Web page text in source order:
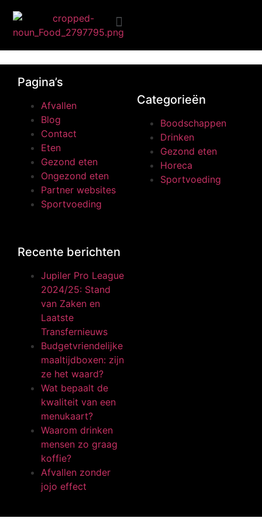
045erotu.png
Pagina’s
Afvallen
Blog
Contact
Eten
Gezond eten
Ongezond eten
Partner websites
Sportvoeding
Categorieën
Boodschappen
Drinken
Gezond eten
Horeca
Sportvoeding
Recente berichten
Jupiler Pro League
2024/25: Stand
van Zaken en
Laatste
Transfernieuws
Budgetvriendelijke
maaltijdboxen: zijn
ze het waard?
Wat bepaalt de
kwaliteit van een
menukaart?
Waarom drinken
mensen zo graag
koffie?
Afvallen zonder
jojo effect